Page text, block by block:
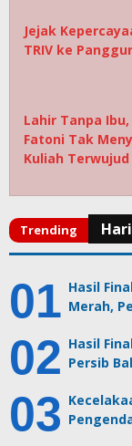
Jejak
TRIV ke
Lahir Tanpa
Fatoni Tak
Kuliah Terwujud
Hasil
Merah,
Hasil
Persib